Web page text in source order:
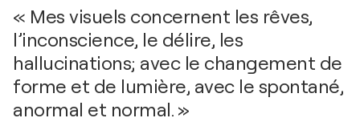
« Mes visuels concernent les rêves,
l’inconscience, le délire, les
hallucinations; avec le changement de
forme et de lumière, avec le spontané,
anormal et normal. »